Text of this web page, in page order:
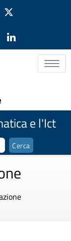
Toggle
e l'Ict